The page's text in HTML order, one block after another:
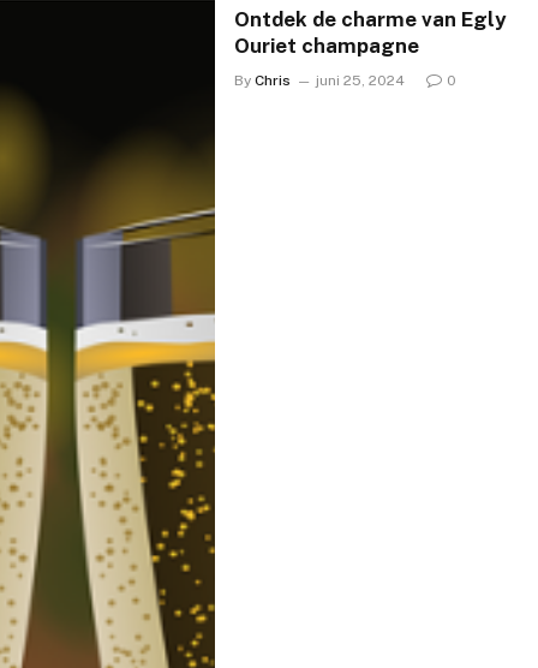
Ontdek de charme van Egly
Ouriet champagne
By Chris juni 25, 2024 0